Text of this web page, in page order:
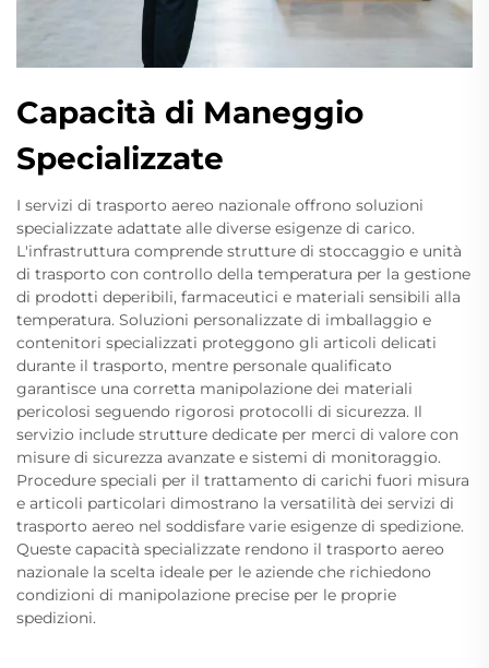
Capacità di Maneggio
Specializzate
I servizi di trasporto aereo nazionale offrono soluzioni
specializzate adattate alle diverse esigenze di carico.
L'infrastruttura comprende strutture di stoccaggio e unità
di trasporto con controllo della temperatura per la gestione
di prodotti deperibili, farmaceutici e materiali sensibili alla
temperatura. Soluzioni personalizzate di imballaggio e
contenitori specializzati proteggono gli articoli delicati
durante il trasporto, mentre personale qualificato
garantisce una corretta manipolazione dei materiali
pericolosi seguendo rigorosi protocolli di sicurezza. Il
servizio include strutture dedicate per merci di valore con
misure di sicurezza avanzate e sistemi di monitoraggio.
Procedure speciali per il trattamento di carichi fuori misura
e articoli particolari dimostrano la versatilità dei servizi di
trasporto aereo nel soddisfare varie esigenze di spedizione.
Queste capacità specializzate rendono il trasporto aereo
nazionale la scelta ideale per le aziende che richiedono
condizioni di manipolazione precise per le proprie
spedizioni.